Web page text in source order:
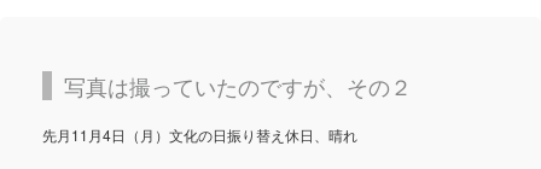
写真は撮っていたのですが、その２
先月11月4日（月）文化の日振り替え休日、晴れ